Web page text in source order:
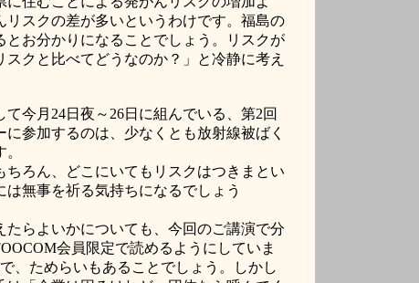
スクの差が多いというわけです。福島の
お分かりになることでしょう。リスクが
クと比べてどうなのか？」と冷静に考え
今月 24日夜～ 26日に組んでいる、第2回
参加するのは、少なくとも放射線被ばく
ろん、どこにいてもリスクはつきまとい
無事を祈る気持ちになるでしょう
らよいかについても、今回のご講演で分
会員限定で読めるようにしていま
、ためらいもあることでしょう。しかし